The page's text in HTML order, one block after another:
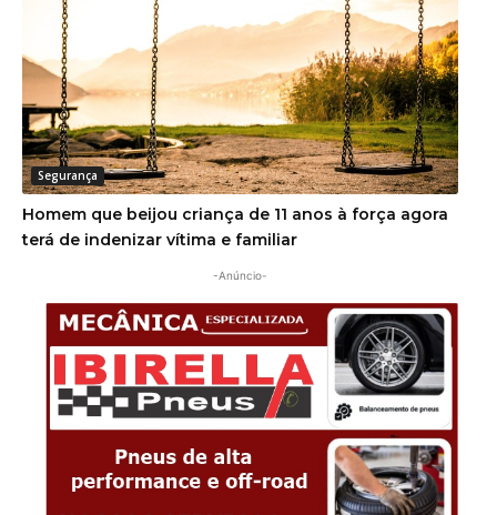
Segurança
Homem que beijou criança de 11 anos à força agora
terá de indenizar vítima e familiar
-Anúncio-